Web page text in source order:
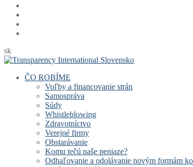
sk
ČO ROBÍME
Voľby a financovanie strán
Samospráva
Súdy
Whistleblowing
Zdravotníctvo
Verejné firmy
Obstarávanie
Komu tečú naše peniaze?
Odhaľovanie a odolávanie novým formám